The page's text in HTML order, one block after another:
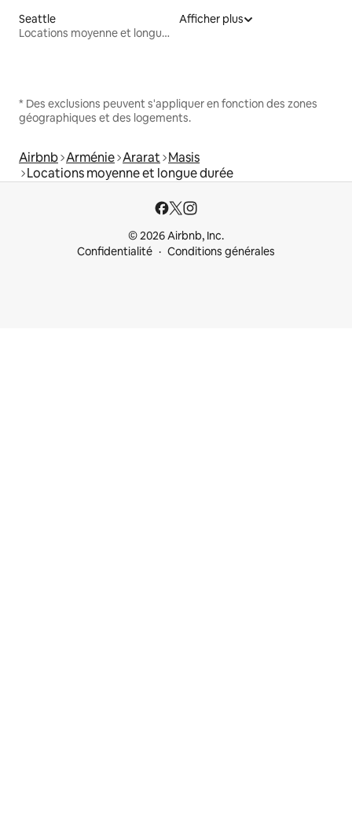
Seattle
Locations moyenne et longue durée
Afficher plus
* Des exclusions peuvent s'appliquer en fonction des zones
géographiques et des logements.
Airbnb Arménie Ararat Masis
Locations moyenne et longue durée
© 2026 Airbnb, Inc.
Confidentialité
Conditions générales